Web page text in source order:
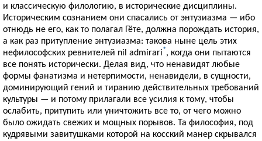
и классическую филологию, в исторические дисциплины.
Историческим сознанием они спасались от энтузиазма — ибо
отнюдь не его, как то полагал Гёте, должна порождать история,
а как раз притупление энтузиазма: такова ныне цель этих
нефилософских ревнителей nil admirari*, когда они пытаются
все понять исторически. Делая вид, что ненавидят любые
формы фанатизма и нетерпимости, ненавидели, в сущности,
доминирующий гений и тиранию действительных требований
культуры — и потому прилагали все усилия к тому, чтобы
ослабить, притупить или уничтожить все то, от чего можно
было ожидать свежих и мощных порывов. Та философия, под
кудрявыми завитушками которой на косский манер скрывался